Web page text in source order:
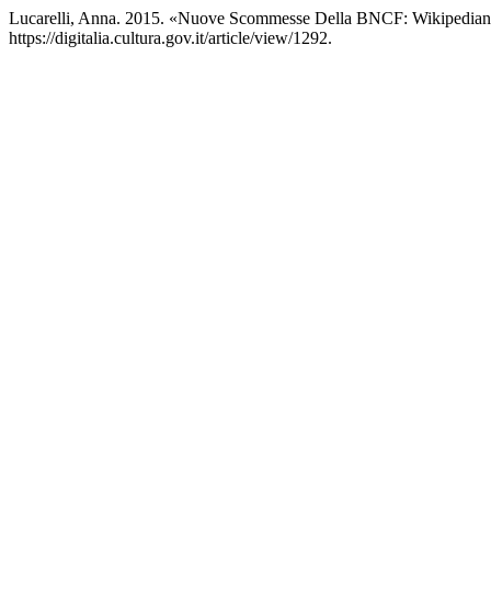
Lucarelli, Anna. 2015. «Nuove Scommesse Della BNCF:
https://digitalia.cultura.gov.it/article/view/1292.